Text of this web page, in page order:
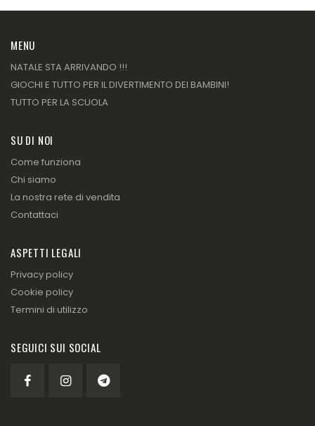
MENU
NATALE STA ARRIVANDO !!!
GIOCHI E TUTTO PER IL DIVERTIMENTO DEI BAMBINI!
TUTTO PER LA SCUOLA
SU DI NOI
Come funziona
Chi siamo
La nostra rete di vendita
Contattaci
ASPETTI LEGALI
Privacy policy
Cookie policy
Termini di utilizzo
SEGUICI SUI SOCIAL